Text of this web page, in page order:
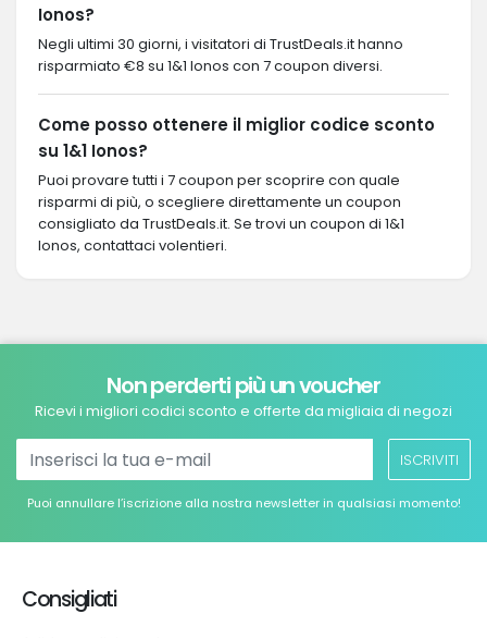
Ionos?
Negli ultimi 30 giorni, i visitatori di TrustDeals.it hanno
risparmiato €8 su 1&1 Ionos con 7 coupon diversi.
Come posso ottenere il miglior codice sconto
su 1&1 Ionos?
Puoi provare tutti i 7 coupon per scoprire con quale
risparmi di più, o scegliere direttamente un coupon
consigliato da TrustDeals.it. Se trovi un coupon di 1&1
Ionos, contattaci volentieri.
Non perderti più un voucher
Ricevi i migliori codici sconto e offerte da migliaia di negozi
ISCRIVITI
Puoi annullare l’iscrizione alla nostra newsletter in qualsiasi momento!
Consigliati